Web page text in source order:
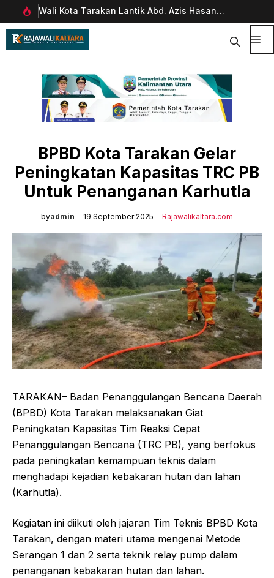
Langsung
ke
Wali Kota Tarakan Lantik Abd. Azis Hasan
sebagai Sekda
BPBD Kota Tarakan Gelar
Peningkatan Kapasitas TRC PB
Untuk Penanganan Karhutla
byadmin 19 September 2025 Rajawalikaltara.com
TARAKAN– Badan Penanggulangan Bencana Daerah
(BPBD) Kota Tarakan melaksanakan Giat
Peningkatan Kapasitas Tim Reaksi Cepat
Penanggulangan Bencana (TRC PB), yang berfokus
pada peningkatan kemampuan teknis dalam
menghadapi kejadian kebakaran hutan dan lahan
(Karhutla).
Kegiatan ini diikuti oleh jajaran Tim Teknis BPBD Kota
Tarakan, dengan materi utama mengenai Metode
Serangan 1 dan 2 serta teknik relay pump dalam
penanganan kebakaran hutan dan lahan.